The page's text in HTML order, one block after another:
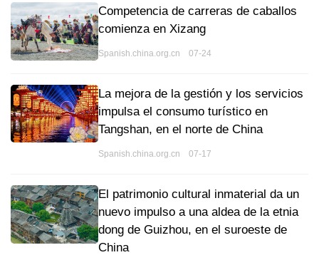
Competencia de carreras de caballos
comienza en Xizang
Spanish.china.org.cn 07-24
La mejora de la gestión y los servicios
impulsa el consumo turístico en
Tangshan, en el norte de China
Spanish.china.org.cn 07-17
El patrimonio cultural inmaterial da un
nuevo impulso a una aldea de la etnia
dong de Guizhou, en el suroeste de
China